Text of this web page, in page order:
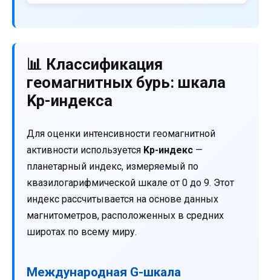
📊 Классификация
геомагнитных бурь: шкала
Kp-индекса
Для оценки интенсивности геомагнитной
активности используется Kp-индекс —
планетарный индекс, измеряемый по
квазилогарифмической шкале от 0 до 9. Этот
индекс рассчитывается на основе данных
магнитометров, расположенных в средних
широтах по всему миру.
Международная G-шкала